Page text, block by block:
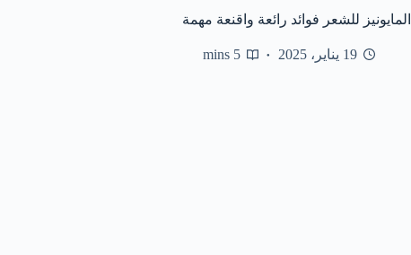
المايونيز للشعر فوائد رائعة واقنعة مهمة
19 يناير، 2025 5 mins